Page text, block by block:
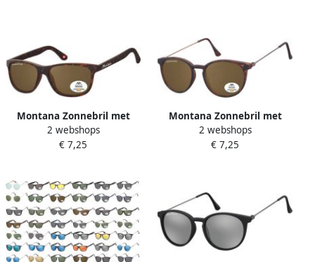
Montana Zonnebril met
bruin gepolariseerd glas
mat turtle
2 webshops
€ 7,25
Montana Zonnebril met
bruin gepolariseerd glas en
metalen pootje zwart
2 webshops
€ 7,25